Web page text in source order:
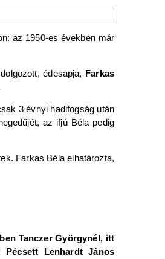
az 1950-es években már
édesapja, Farkas
3 évnyi hadifogság után
az ifjú Béla pedig
Farkas Béla elhatározta,
Tanczer Györgynél, itt
Pécsett Lenhardt János